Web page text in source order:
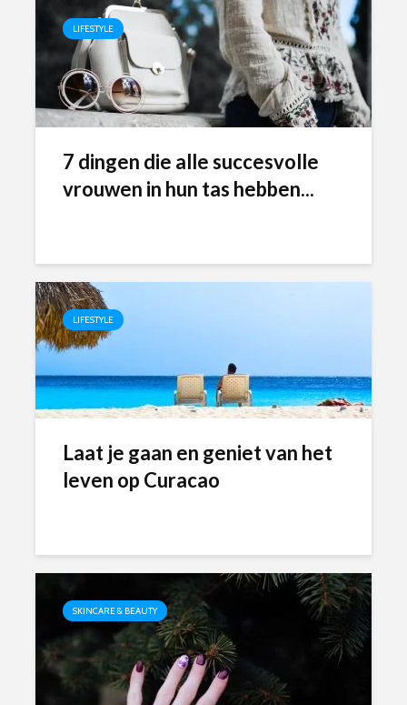
LIFESTYLE
7 dingen die alle succesvolle
vrouwen in hun tas hebben...
LIFESTYLE
Laat je gaan en geniet van het
leven op Curacao
SKINCARE & BEAUTY